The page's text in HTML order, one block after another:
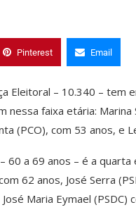
Pinterest Email
Eleitoral – 10.340 – tem
faixa etária:
(PCO), com 53 anos, e
60 a 69 anos – é a
62 anos, José Serra
Maria Eymael (PSDC)